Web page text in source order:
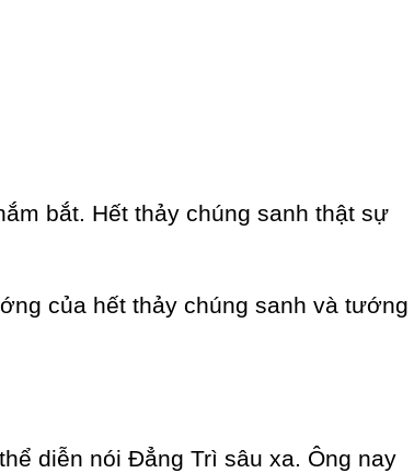
bắt. Hết thảy chúng sanh thật sự
của hết thảy chúng sanh và tướng
diễn nói Đẳng Trì sâu xa. Ông nay